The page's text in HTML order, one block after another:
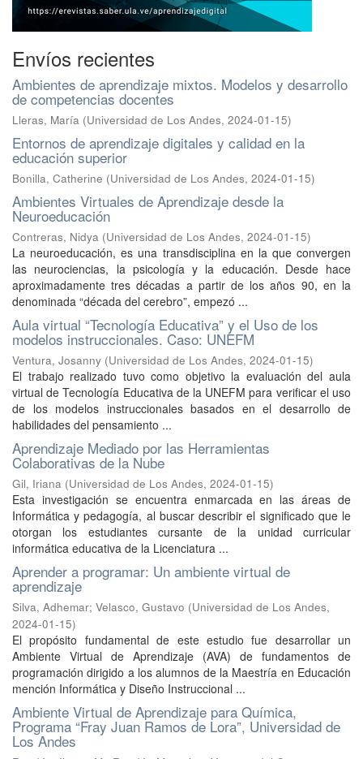
Envíos recientes
Ambientes de aprendizaje mixtos. Modelos y desarrollo
de competencias docentes
Lleras, María (Universidad de Los Andes, 2024-01-15)
Entornos de aprendizaje digitales y calidad en la
educación superior
Bonilla, Catherine (Universidad de Los Andes, 2024-01-15)
Ambientes Virtuales de Aprendizaje desde la
Neuroeducación
Contreras, Nidya (Universidad de Los Andes, 2024-01-15)
La neuroeducación, es una transdisciplina en la que convergen
las neurociencias, la psicología y la educación. Desde hace
aproximadamente tres décadas a partir de los años 90, en la
denominada “década del cerebro”, empezó ...
Aula virtual “Tecnología Educativa” y el Uso de los
modelos instruccionales. Caso: UNEFM
Ventura, Josanny (Universidad de Los Andes, 2024-01-15)
El trabajo realizado tuvo como objetivo la evaluación del aula
virtual de Tecnología Educativa de la UNEFM para verificar el uso
de los modelos instruccionales basados en el desarrollo de
habilidades del pensamiento ...
Aprendizaje Mediado por las Herramientas
Colaborativas de la Nube
Gil, Iriana (Universidad de Los Andes, 2024-01-15)
Esta investigación se encuentra enmarcada en las áreas de
Informática y pedagogía, al buscar describir el significado que le
otorgan los estudiantes cursante de la unidad curricular
informática educativa de la Licenciatura ...
Aprender a programar: Un ambiente virtual de
aprendizaje
Silva, Adhemar; Velasco, Gustavo (Universidad de Los Andes,
2024-01-15)
El propósito fundamental de este estudio fue desarrollar un
Ambiente Virtual de Aprendizaje (AVA) de fundamentos de
programación dirigido a los alumnos de la Maestría en Educación
mención Informática y Diseño Instruccional ...
Ambiente Virtual de Aprendizaje para Química,
Programa “Fray Juan Ramos de Lora”, Universidad de
Los Andes